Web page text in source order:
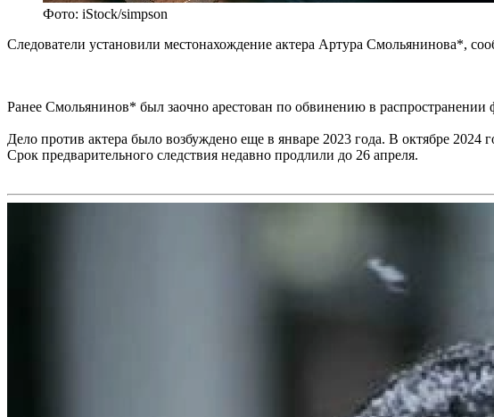
Фото: iStock/simpson
Следователи установили местонахождение актера Артура Смольянинова*,
Ранее Смольянинов* был заочно арестован по обвинению в
Дело против актера было возбуждено еще в январе 2023 года. В октябре
Срок предварительного следствия недавно продлили до 26 апреля.